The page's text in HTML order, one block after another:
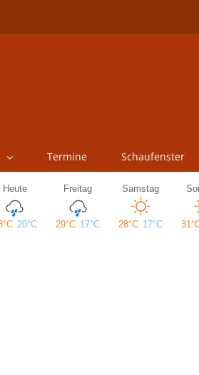
Termine Schaufenster